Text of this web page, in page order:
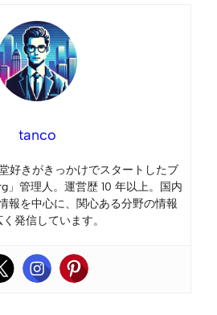
tanco
好きがきっかけでスタートしたブ
」管理人。運営歴 10 年以上。国内
報を中心に、関心ある分野の情報
発信しています。